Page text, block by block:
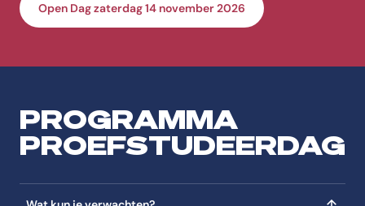
Open Dag zaterdag 14 november 2026
PROGRAMMA
PROEFSTUDEERDAG